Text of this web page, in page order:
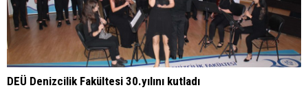
DEÜ Denizcilik Fakültesi 30.yılını kutladı